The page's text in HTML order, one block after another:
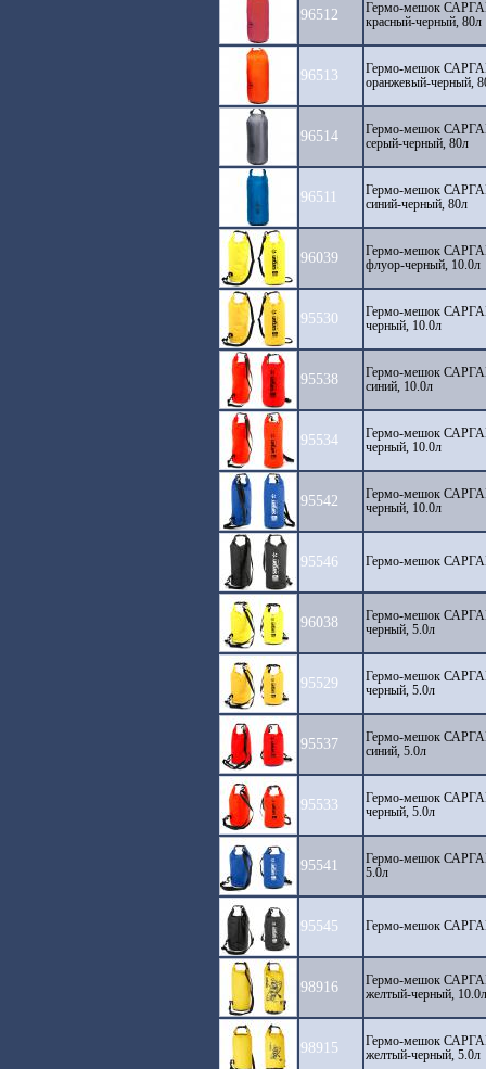
96512
Гермо-мешок
красный-черный, 80л
96513
Гермо-мешок
оранжевый-черный,
96514
Гермо-мешок
серый-черный, 80л
96511
Гермо-мешок
синий-черный, 80л
96039
Гермо-мешок
флуор-черный, 10.0л
95530
Гермо-мешок
черный, 10.0л
95538
Гермо-мешок
синий, 10.0л
95534
Гермо-мешок
черный, 10.0л
95542
Гермо-мешок
черный, 10.0л
95546 Гермо-мешок
96038
Гермо-мешок
черный, 5.0л
95529
Гермо-мешок
черный, 5.0л
95537
Гермо-мешок
синий, 5.0л
95533
Гермо-мешок
черный, 5.0л
95541
Гермо-мешок
5.0л
95545 Гермо-мешок
98916
Гермо-мешок
желтый-черный, 10.0л
98915
Гермо-мешок
желтый-черный, 5.0л